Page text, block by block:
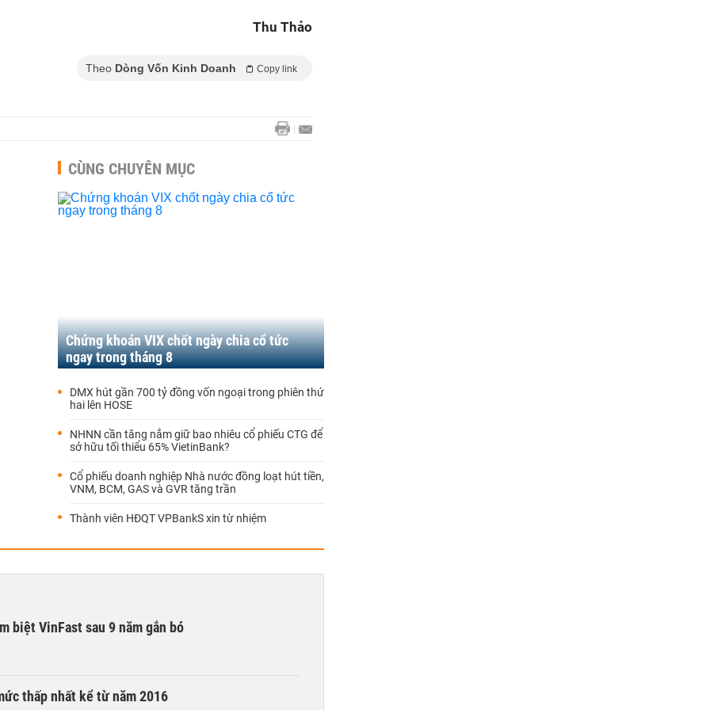
Thu Thảo
Theo Dòng Vốn Kinh Doanh Copy link
CÙNG CHUYÊN MỤC
Chứng khoán VIX chốt ngày chia cổ tức
ngay trong tháng 8
DMX hút gần 700 tỷ đồng vốn ngoại trong phiên thứ
hai lên HOSE
NHNN cần tăng nắm giữ bao nhiêu cổ phiếu CTG để
sở hữu tối thiểu 65% VietinBank?
Cổ phiếu doanh nghiệp Nhà nước đồng loạt hút tiền,
VNM, BCM, GAS và GVR tăng trần
Thành viên HĐQT VPBankS xin từ nhiệm
biệt VinFast sau 9 năm gắn bó
thấp nhất kể từ năm 2016